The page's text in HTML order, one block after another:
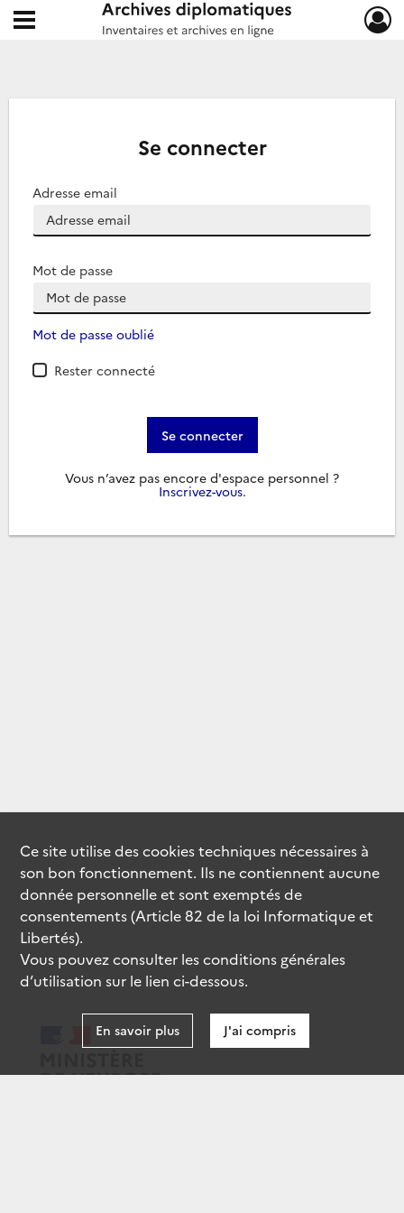
Archives diplomatiques
Ouvrir le menu déroulant
Se connecter
Adresse email
Mot de passe
Mot de passe oublié
Rester connecté
Se connecter
Vous n’avez pas encore d'espace personnel ?
Inscrivez-vous.
Ce site utilise descookiestechniques nécessaires à
son bon fonctionnement. Ils ne contiennent aucune
donnée personnelle et sont exemptés de
consentements (Article 82 de la loi Informatique et
Libertés).
Vous pouvez consulter les conditions générales
d’utilisation sur le lien ci-dessous.
En savoir plus J'ai compris